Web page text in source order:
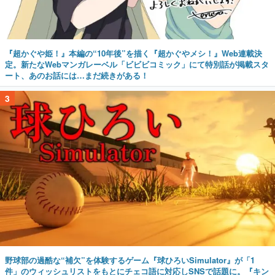
『超かぐや姫！』本編の“10年後”を描く『超かぐやメシ！』Web連載決
定。新たなWebマンガレーベル「ビビビコミック」にて特別話が掲載スタ
ート、あのお話には…まだ続きがある！
3
野球部の過酷な“補欠”を体験するゲーム『球ひろいSimulator』が「1
件」のウィッシュリストをもとにチェコ語に対応しSNSで話題に。『キン